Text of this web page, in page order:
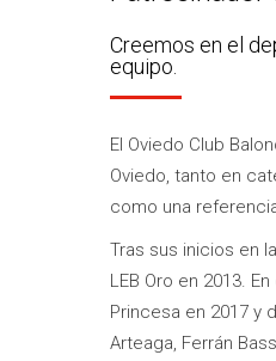
Creemos en el
equipo.
El Oviedo Club
Oviedo, tanto en
como una
Tras sus inicios en
LEB Oro en 2013.
Princesa en 2017 y
Arteaga, Ferrán